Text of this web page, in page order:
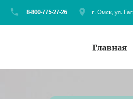
г. Омск, ул.
Главная